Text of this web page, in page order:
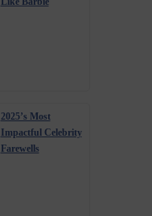
2025’s Most
Impactful Celebrity
Farewells